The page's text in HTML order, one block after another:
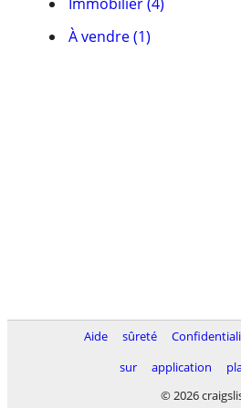
À vendre (1)
Aide sûreté
sur
application
© 2026